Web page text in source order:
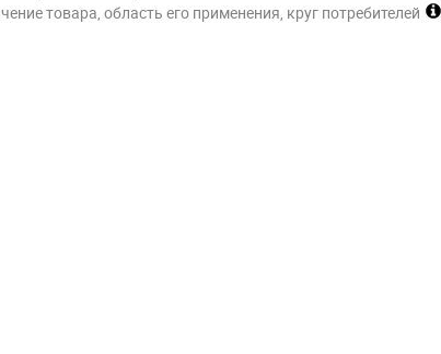
товара, область его применения, круг потребителей